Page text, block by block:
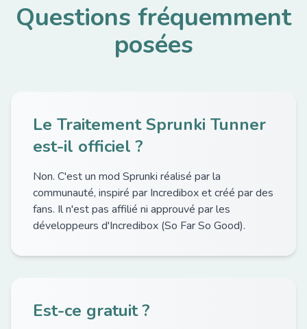
Questions fréquemment
posées
Le Traitement Sprunki Tunner
est-il officiel ?
Non. C'est un mod Sprunki réalisé par la
communauté, inspiré par Incredibox et créé par des
fans. Il n'est pas affilié ni approuvé par les
développeurs d'Incredibox (So Far So Good).
Est-ce gratuit ?